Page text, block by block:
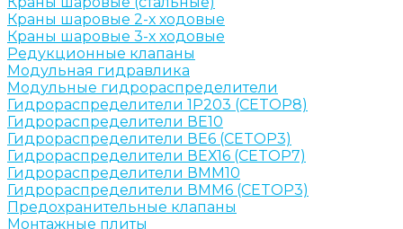
Краны шаровые 2-х ходовые
Краны шаровые 3-х ходовые
Редукционные клапаны
Модульная гидравлика
Модульные гидрораспределители
Гидрораспределители 1Р203 (CETOP8)
Гидрораспределители ВЕ10
Гидрораспределители ВЕ6 (CETOP3)
Гидрораспределители ВЕХ16 (CETOP7)
Гидрораспределители ВММ10
Гидрораспределители ВММ6 (CETOP3)
Предохранительные клапаны
Монтажные плиты